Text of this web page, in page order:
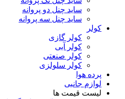
ساید چنل دو پروانه
ساید چنل سه پروانه
کولر
کولر گازی
کولر آبی
کولر صنعتی
کولر سلولزی
پرده هوا
لوازم جانبی
لیست قیمت ها